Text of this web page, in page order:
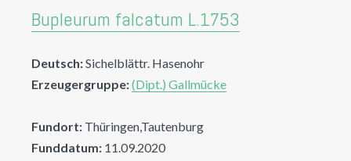
Bupleurum falcatum L.1753
Deutsch:Sichelblättr. Hasenohr
Erzeugergruppe:(Dipt.) Gallmücke
Fundort: Thüringen,Tautenburg
Funddatum: 11.09.2020